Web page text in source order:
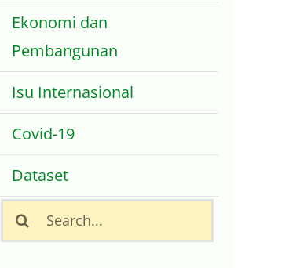
Ekonomi dan
Pembangunan
Isu Internasional
Covid-19
Dataset
Search
for: